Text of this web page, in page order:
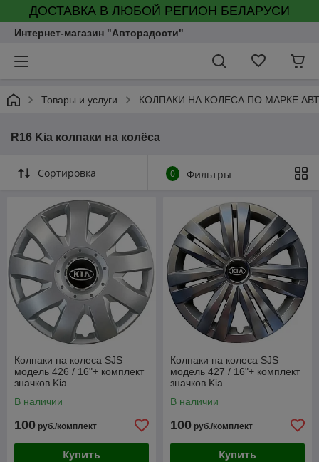
ДОСТАВКА В ЛЮБОЙ РЕГИОН БЕЛАРУСИ
Интернет-магазин "Авторадости"
Товары и услуги КОЛПАКИ НА КОЛЕСА ПО МАРКЕ
R16 Kia колпаки на колёса
Сортировка 0 Фильтры
Колпаки на колеса SJS
модель 426 / 16"+ комплект
значков Kia
В наличии
100 руб./комплект
Купить
Колпаки на колеса SJS
модель 427 / 16"+ комплект
значков Kia
В наличии
100 руб./комплект
Купить